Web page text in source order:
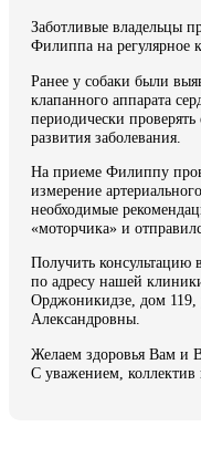
Заботливые владельцы
Филиппа на регулярное
Ранее у собаки были
клапанного аппарата
периодически
развития заболевания.
На приеме Филиппу
измерение
необходимые
«моторчика» и
Получить консультацию
по адресу нашей
Орджоникидзе, дом 119,
Александровны.
Желаем здоровья Вам и
С уважением,